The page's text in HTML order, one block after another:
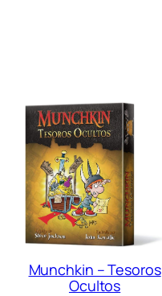
Munchkin – Tesoros
Ocultos